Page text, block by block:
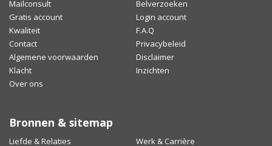
Mailconsult
Belverzoeken
Gratis account
Login account
Kwaliteit
F.A.Q
Contact
Privacybeleid
Algemene voorwaarden
Disclaimer
Klacht
Inzichten
Over ons
Bronnen & sitemap
Liefde & Relaties Werk & Carrière